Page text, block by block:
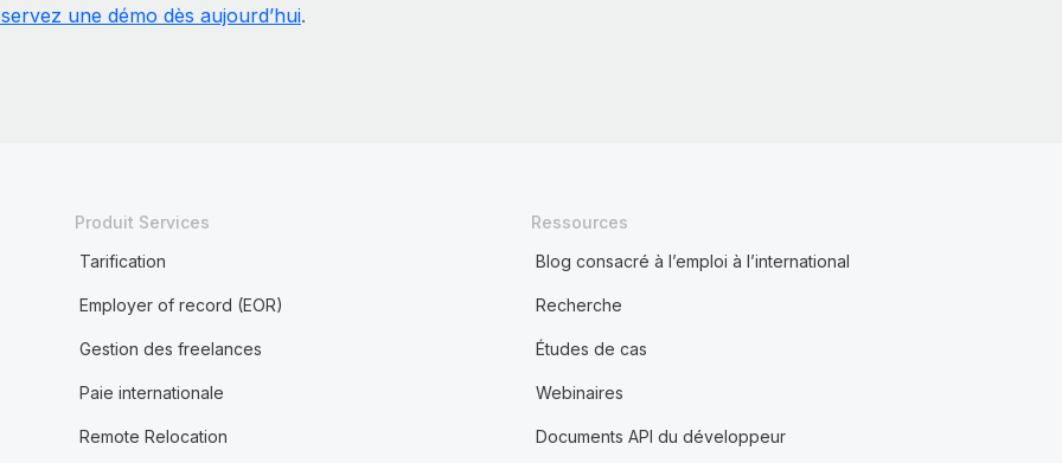
une démo dès aujourd’hui.
Produit Services
Tarification
Employer of record (EOR)
Gestion des freelances
Paie internationale
Remote Relocation
Ressources
Blog consacré à l’emploi à l’international
Recherche
Études de cas
Webinaires
Documents API du développeur